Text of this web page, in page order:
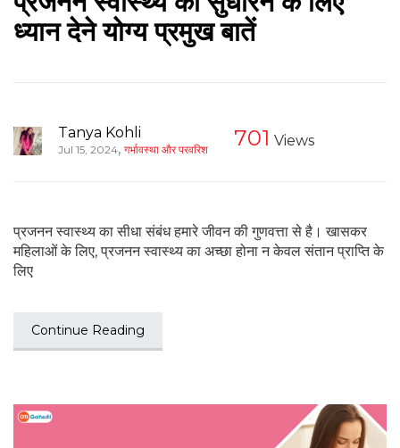
ध्यान देने योग्य प्रमुख बातें
Tanya Kohli
Jul 15, 2024, गर्भावस्था और परवरिश 701 Views
प्रजनन स्वास्थ्य का सीधा संबंध हमारे जीवन की गुणवत्ता से है। खासकर
महिलाओं के लिए, प्रजनन स्वास्थ्य का अच्छा होना न केवल संतान प्राप्ति के
लिए
Continue Reading